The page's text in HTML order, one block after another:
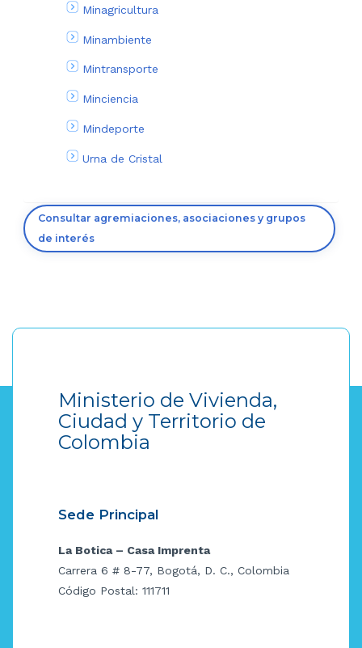
Minagricultura
Minambiente
Mintransporte
Minciencia
Mindeporte
Urna de Cristal
Consultar agremiaciones, asociaciones y grupos
de interés
Ministerio de Vivienda,
Ciudad y Territorio de
Colombia
Sede Principal
La Botica – Casa Imprenta
Carrera 6 # 8-77, Bogotá, D. C., Colombia
Código Postal: 111711